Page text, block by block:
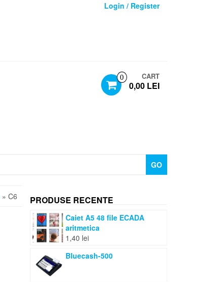
Login / Register
0 CART
0,00 LEI
GO
» C6 PRODUSE RECENTE
Caiet A5 48 file ECADA
aritmetica
1,40 lei
Bluecash-500